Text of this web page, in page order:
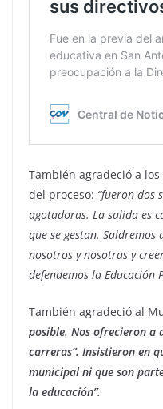
También agradeció a
del proceso: “fueron dos
agotadoras. La salida es
que se gestan.
nosotros y nosotras y
defendemos la Educación
También agradeció al
posible. Nos ofrecieron a
carreras”. Insistieron en
municipal ni que son
la educación”.